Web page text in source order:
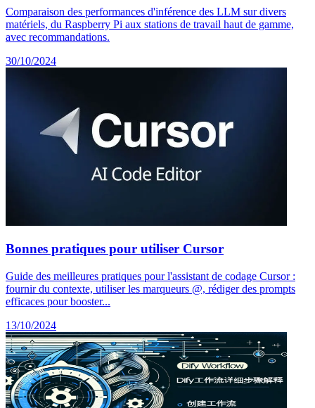
Comparaison des performances d'inférence des LLM sur divers
matériels, du Raspberry Pi aux stations de travail haut de gamme,
avec recommandations.
30/10/2024
Bonnes pratiques pour utiliser Cursor
Guide des meilleures pratiques pour l'assistant de codage Cursor :
fournir du contexte, utiliser les marqueurs @, rédiger des prompts
efficaces pour booster...
13/10/2024